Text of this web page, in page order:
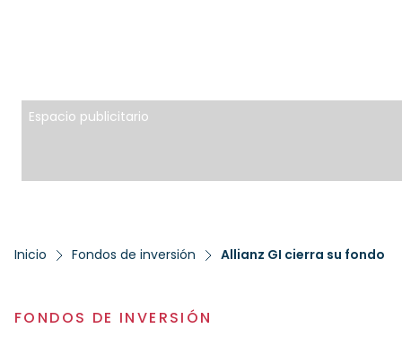
Espacio publicitario
Inicio Fondos de inversión Allianz GI cierra su fondo
FONDOS DE INVERSIÓN